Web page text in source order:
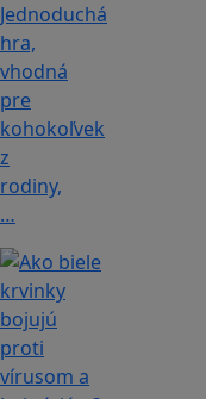
Jednoduchá
hra,
vhodná
pre
kohokoľvek
z
rodiny,
…